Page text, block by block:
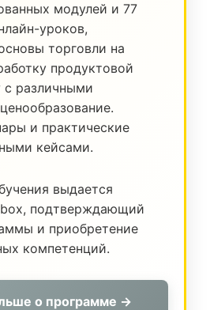
модулей и 77
уроков,
торговли на
продуктовой
с различными
и практические
кейсами.
выдается
подтверждающий
и приобретение
компетенций.
о программе →